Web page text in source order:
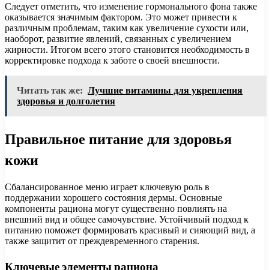
Следует отметить, что изменение гормонального фона также
оказывается значимым фактором. Это может привести к
различным проблемам, таким как увеличение сухости или,
наоборот, развитие явлений, связанных с увеличением
жирности. Итогом всего этого становится необходимость в
корректировке подхода к заботе о своей внешности.
Читать так же: Лучшие витамины для укрепления
здоровья и долголетия
Правильное питание для здоровья
кожи
Сбалансированное меню играет ключевую роль в
поддержании хорошего состояния дермы. Основные
компоненты рациона могут существенно повлиять на
внешний вид и общее самочувствие. Устойчивый подход к
питанию поможет формировать красивый и сияющий вид, а
также защитит от преждевременного старения.